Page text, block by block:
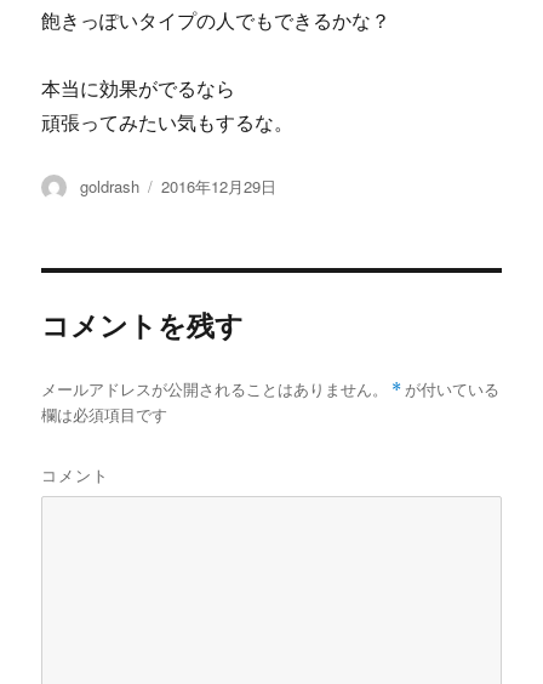
飽きっぽいタイプの人でもできるかな？
本当に効果がでるなら
頑張ってみたい気もするな。
投
goldrash
投
2016年12月29日
コメントを残す
メールアドレスが公開されることはありません。 * が付いている
欄は必須項目です
コメント